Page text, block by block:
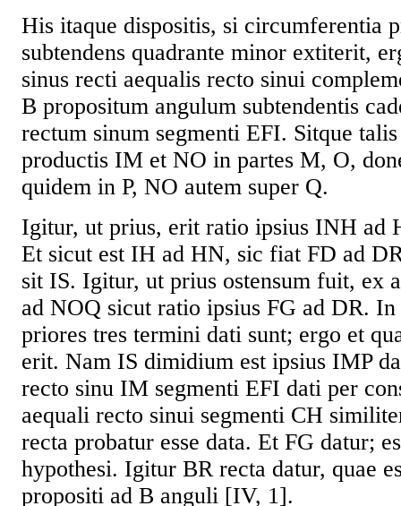
His itaque dispositis, si circumferentia
subtendens quadrante minor extiterit,
sinus recti aequalis recto sinui
B propositum angulum subtendentis
rectum sinum segmenti EFI. Sitque
productis IM et NO in partes M, O,
quidem in P, NO autem super Q.
Igitur, ut prius, erit ratio ipsius INH ad
Et sicut est IH ad HN, sic fiat FD ad
sit IS. Igitur, ut prius ostensum fuit, ex
ad NOQ sicut ratio ipsius FG ad DR.
priores tres termini dati sunt; ergo et
erit. Nam IS dimidium est ipsius IMP
recto sinu IM segmenti EFI dati per
aequali recto sinui segmenti CH
recta probatur esse data. Et FG datur;
hypothesi. Igitur BR recta datur, quae
propositi ad B anguli [IV, 1].